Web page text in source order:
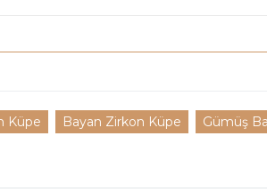
Küpe Bayan Zirkon Küpe Gümüş